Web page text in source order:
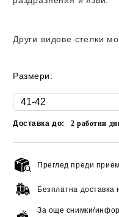
Други видове стелки
Размери:
Доставка до: 2работни
Преглед преди
Безплатна доставка
За още снимки/